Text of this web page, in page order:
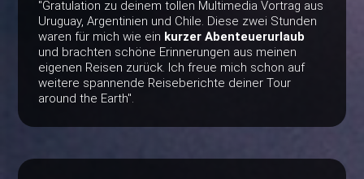
"Gratulation zu deinem tollen Multimedia Vortrag aus
Uruguay, Argentinien und Chile. Diese zwei Stunden
waren für mich wie ein kurzer Abenteuerurlaub
und brachten schöne Erinnerungen aus meinen
eigenen Reisen zurück. Ich freue mich schon auf
weitere spannende Reiseberichte deiner Tour
around the Earth".